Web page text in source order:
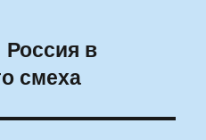
в
смеха